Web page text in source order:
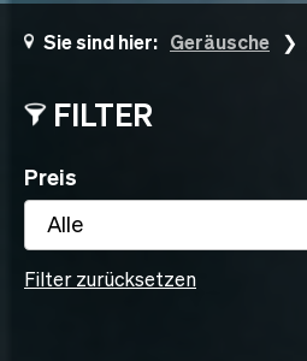
Sie sind hier: Geräusche
FILTER
Preis
Alle
Filter zurücksetzen